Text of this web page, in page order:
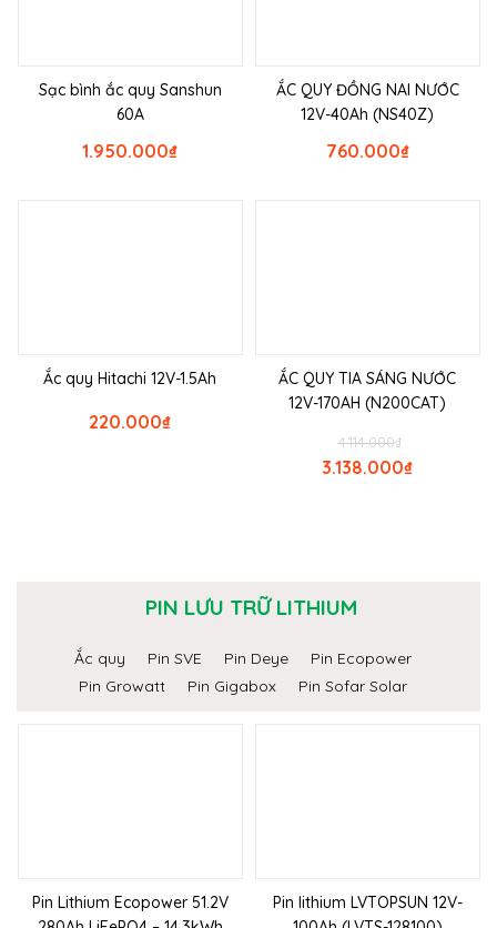
Sạc bình ắc quy Sanshun
60A
₫
1.950.000
ẮC QUY ĐỒNG NAI NƯỚC
12V-40Ah (NS40Z)
₫
760.000
Ắc quy Hitachi 12V-1.5Ah
₫
220.000
ẮC QUY TIA SÁNG NƯỚC
12V-170AH (N200CAT)
₫
4.114.000
₫
3.138.000
PIN LƯU TRỮ LITHIUM
Ắc quy Pin SVE Pin Deye
Pin Ecopower
Pin Growatt
Pin Gigabox Pin Sofar Solar
Pin Lithium Ecopower 51.2V
Pin lithium LVTOPSUN 12V-